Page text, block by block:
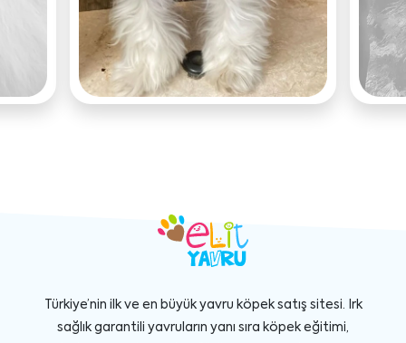
Türkiye’nin ilk ve en büyük yavru köpek satış sitesi. Irk
sağlık garantili yavruların yanı sıra köpek eğitimi,